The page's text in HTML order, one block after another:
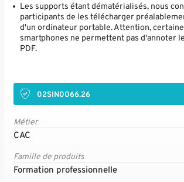
Les supports étant dématérialisés, nous
participants de les télécharger
d'un ordinateur portable. Attention,
smartphones ne permettent pas d'annoter
PDF.
02SIN0066.26
Métier
CAC
Famille de produits
Formation professionnelle